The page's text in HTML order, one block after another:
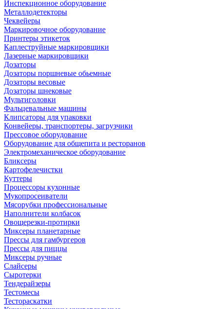
Инспекционное оборудование
Металлодетекторы
Чеквейеры
Маркировочное оборудование
Принтеры этикеток
Каплеструйные маркировщики
Лазерные маркировщики
Дозаторы
Дозаторы поршневые обьемные
Дозаторы весовые
Дозаторы шнековые
Мультиголовки
Фальцевальные машины
Клипсаторы для упаковки
Конвейеры, транспортеры, загрузчики
Прессовое оборудование
Оборудование для общепита и ресторанов
Электромеханическое оборудование
Бликсеры
Картофелечистки
Куттеры
Процессоры кухонные
Мукопросеиватели
Мясорубки профессиональные
Наполнители колбасок
Овощерезки-протирки
Миксеры планетарные
Прессы для гамбургеров
Прессы для пиццы
Миксеры ручные
Слайсеры
Сыротерки
Тендерайзеры
Тестомесы
Тестораскатки